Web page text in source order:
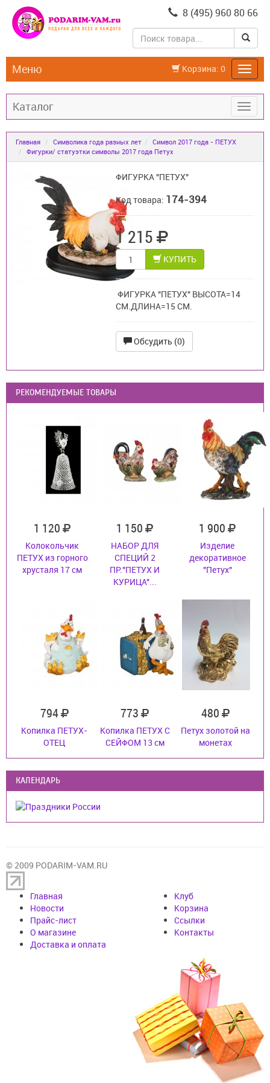
8 (495) 960 80 66
Корзина: 0
Меню
Каталог
Главная Символика года разных лет
Символ 2017 года - ПЕТУХ
Фигурки/ статуэтки символы 2017 года Петух
ФИГУРКА "ПЕТУХ"
Код товара: 174-394
1 215
КУПИТЬ
ФИГУРКА "ПЕТУХ" ВЫСОТА=14
СМ.ДЛИНА=15 СМ.
Обсудить (0)
РЕКОМЕНДУЕМЫЕ ТОВАРЫ
1 120
Колокольчик
ПЕТУХ из горного
хрусталя 17 см
1 150
НАБОР ДЛЯ
СПЕЦИЙ 2
ПР."ПЕТУХ И
КУРИЦА"...
1 900
Изделие
декоративное
"Петух"
794
Копилка ПЕТУХ-
ОТЕЦ
773
Копилка ПЕТУХ С
СЕЙФОМ 13 см
480
Петух золотой на
монетах
КАЛЕНДАРЬ
© 2009 PODARIM-VAM.RU
Главная
Новости
Прайс-лист
О магазине
Доставка и оплата
Клуб
Корзина
Cсылки
Контакты